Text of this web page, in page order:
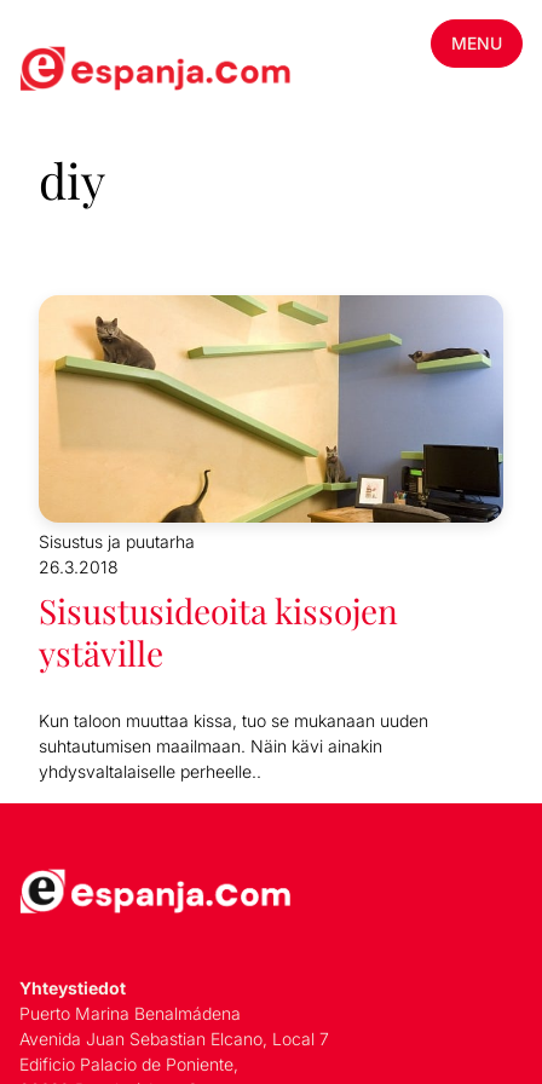
MENU
diy
Sisustus ja puutarha
26.3.2018
Sisustusideoita kissojen
ystäville
Kun taloon muuttaa kissa, tuo se mukanaan uuden
suhtautumisen maailmaan. Näin kävi ainakin
yhdysvaltalaiselle perheelle..
Yhteystiedot
Puerto Marina Benalmádena
Avenida Juan Sebastian Elcano, Local 7
Edificio Palacio de Poniente,